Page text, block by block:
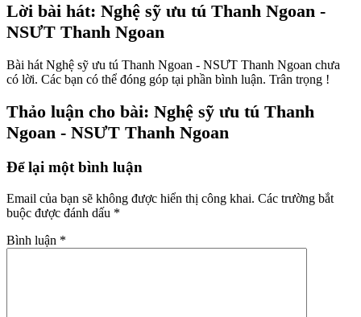
Lời bài hát: Nghệ sỹ ưu tú Thanh Ngoan -
NSƯT Thanh Ngoan
Bài hát Nghệ sỹ ưu tú Thanh Ngoan - NSƯT Thanh Ngoan chưa
có lời. Các bạn có thể đóng góp tại phần bình luận. Trân trọng !
Thảo luận cho bài: Nghệ sỹ ưu tú Thanh
Ngoan - NSƯT Thanh Ngoan
Để lại một bình luận
Email của bạn sẽ không được hiển thị công khai. Các trường bắt
buộc được đánh dấu *
Bình luận *